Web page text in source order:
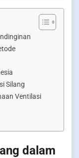
Silang
Ventilasi
dalam